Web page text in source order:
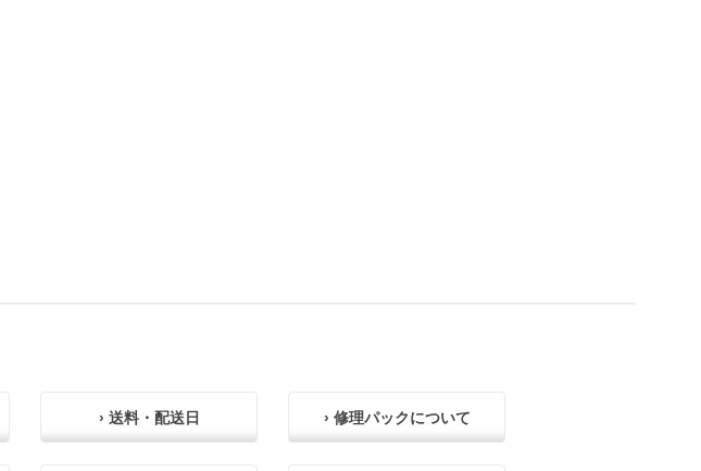
› 送料・配送日 › 修理パックについて